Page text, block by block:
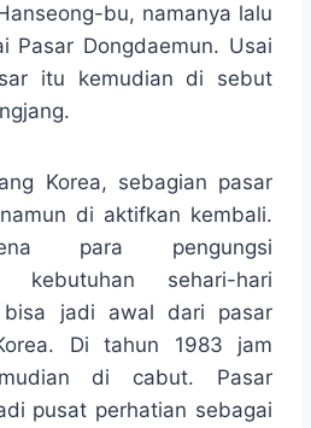
bu, namanya lalu
Pasar Dongdaemun. Usai
itu kemudian di sebut
Korea, sebagian pasar
di aktifkan kembali.
para pengungsi
kebutuhan sehari-hari
jadi awal dari pasar
Di tahun 1983 jam
di cabut. Pasar
pusat perhatian sebagai